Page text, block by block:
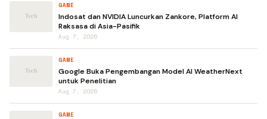
GAME
Indosat dan NVIDIA Luncurkan Zankore, Platform AI
Raksasa di Asia-Pasifik
Aug 7, 2026
GAME
Google Buka Pengembangan Model AI WeatherNext
untuk Penelitian
Aug 7, 2026
GAME